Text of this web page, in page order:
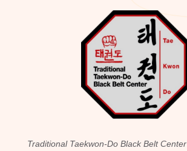
Traditional Taekwon-Do Black Belt Center